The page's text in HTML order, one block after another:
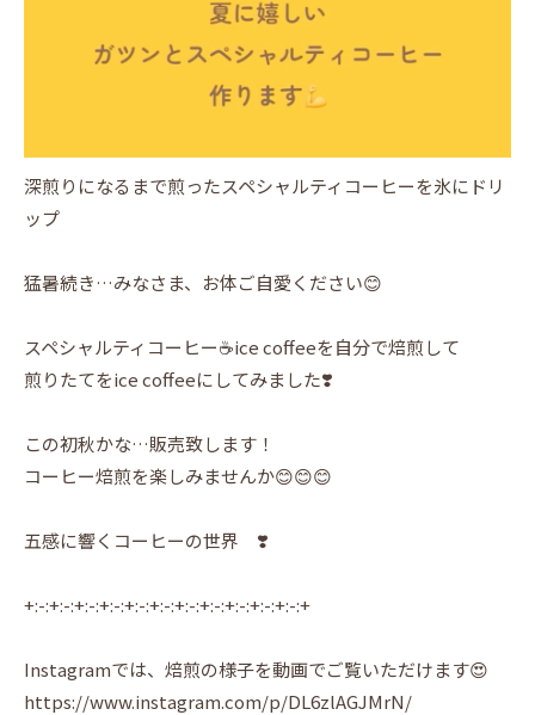
深煎りになるまで煎ったスペシャルティコーヒーを氷にドリ
ップ
猛暑続き…みなさま、お体ご自愛ください😊
スペシャルティコーヒー☕️ice coffeeを自分で焙煎して
煎りたてをice coffeeにしてみました❣️
この初秋かな…販売致します！
コーヒー焙煎を楽しみませんか😊😊😊
五感に響くコーヒーの世界 ❣️
+:-:+:-:+:-:+:-:+:-:+:-:+:-:+:-:+:-:+:-:+:-:+
Instagramでは、焙煎の様子を動画でご覧いただけます😍
https://www.instagram.com/p/DL6zlAGJMrN/